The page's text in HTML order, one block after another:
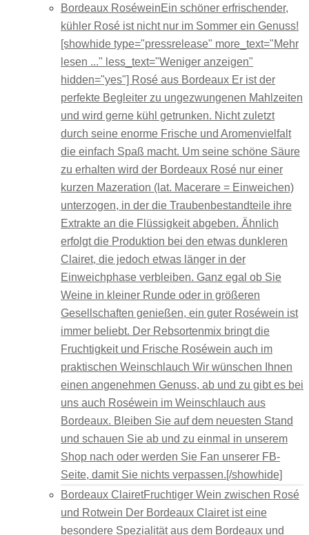
Bordeaux RoséweinEin schöner erfrischender,
kühler Rosé ist nicht nur im Sommer ein Genuss!
[showhide type="pressrelease" more_text="Mehr
lesen ..." less_text="Weniger anzeigen"
hidden="yes"] Rosé aus Bordeaux Er ist der
perfekte Begleiter zu ungezwungenen Mahlzeiten
und wird gerne kühl getrunken. Nicht zuletzt
durch seine enorme Frische und Aromenvielfalt
die einfach Spaß macht. Um seine schöne Säure
zu erhalten wird der Bordeaux Rosé nur einer
kurzen Mazeration (lat. Macerare = Einweichen)
unterzogen, in der die Traubenbestandteile ihre
Extrakte an die Flüssigkeit abgeben. Ähnlich
erfolgt die Produktion bei den etwas dunkleren
Clairet, die jedoch etwas länger in der
Einweichphase verbleiben. Ganz egal ob Sie
Weine in kleiner Runde oder in größeren
Gesellschaften genießen, ein guter Roséwein ist
immer beliebt. Der Rebsortenmix bringt die
Fruchtigkeit und Frische Roséwein auch im
praktischen Weinschlauch Wir wünschen Ihnen
einen angenehmen Genuss, ab und zu gibt es bei
uns auch Roséwein im Weinschlauch aus
Bordeaux. Bleiben Sie auf dem neuesten Stand
und schauen Sie ab und zu einmal in unserem
Shop nach oder werden Sie Fan unserer FB-
Seite, damit Sie nichts verpassen.[/showhide]
Bordeaux ClairetFruchtiger Wein zwischen Rosé
und Rotwein Der Bordeaux Clairet ist eine
besondere Spezialität aus dem Bordeaux und